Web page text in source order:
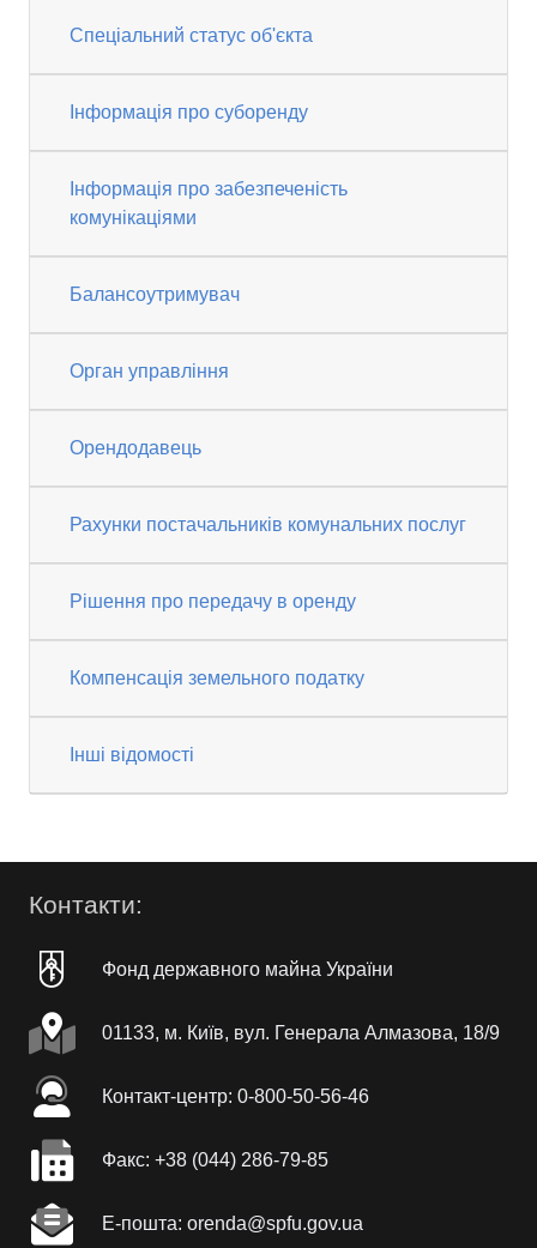
Спеціальний статус об'єкта
Інформація про суборенду
Інформація про забезпеченість
комунікаціями
Балансоутримувач
Орган управління
Орендодавець
Рахунки постачальників комунальних послуг
Рішення про передачу в оренду
Компенсація земельного податку
Інші відомості
Контакти:
Фонд державного майна України
01133, м. Київ, вул. Генерала Алмазова, 18/9
Контакт-центр: 0-800-50-56-46
Факc: +38 (044) 286-79-85
Е-пошта: orenda@spfu.gov.ua